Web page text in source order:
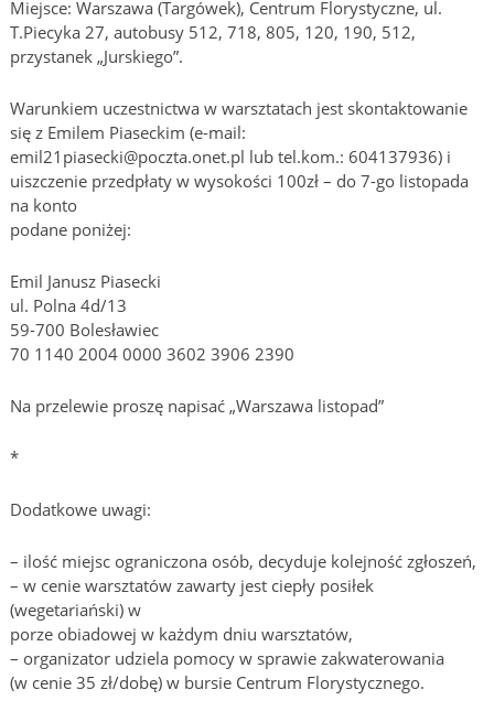
Miejsce: Warszawa (Targówek), Centrum Florystyczne, ul.
T.Piecyka 27, autobusy 512, 718, 805, 120, 190, 512,
przystanek „Jurskiego”.
Warunkiem uczestnictwa w warsztatach jest skontaktowanie
się z Emilem Piaseckim (e-mail:
emil21piasecki@poczta.onet.pl lub tel.kom.: 604137936) i
uiszczenie przedpłaty w wysokości 100zł – do 7-go listopada
na konto
podane poniżej:
Emil Janusz Piasecki
ul. Polna 4d/13
59-700 Bolesławiec
70 1140 2004 0000 3602 3906 2390
Na przelewie proszę napisać „Warszawa listopad”
*
Dodatkowe uwagi:
– ilość miejsc ograniczona osób, decyduje kolejność zgłoszeń,
– w cenie warsztatów zawarty jest ciepły posiłek
(wegetariański) w
porze obiadowej w każdym dniu warsztatów,
– organizator udziela pomocy w sprawie zakwaterowania
(w cenie 35 zł/dobę) w bursie Centrum Florystycznego.